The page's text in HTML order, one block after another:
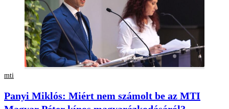
mti
Panyi Miklós: Miért nem számolt be az MTI